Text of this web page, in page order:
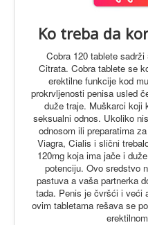
Ko treba da
Cobra 120 tablete
Citrata. Cobra tablete se
erektilne funkcije kod
prokrvljenosti penisa usled
duže traje. Muškarci koji
seksualni odnos. Ukoliko
odnosom ili preparatima
Viagra, Cialis i slični
120mg koja ima jače i
potenciju. Ovo sredstvo
pastuva a vaša partnerka
tada. Penis je čvršći i veći
ovim tabletama rešava se